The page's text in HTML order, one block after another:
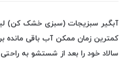
آبگیر سبزیجات (سبزی خشک کن)
کمترین زمان ممکن آب باقی
سالاد خود را بعد از شستشو به